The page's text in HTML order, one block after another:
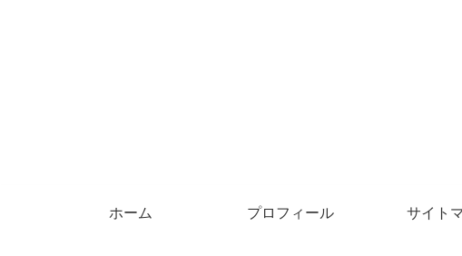
ホーム プロフィール サイト